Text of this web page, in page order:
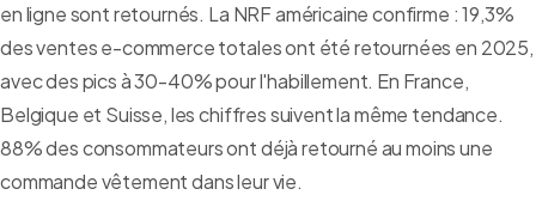
en ligne sont retournés. La NRF américaine confirme : 19,3%
des ventes e-commerce totales ont été retournées en 2025,
avec des pics à 30-40% pour l'habillement. En France,
Belgique et Suisse, les chiffres suivent la même tendance.
88% des consommateurs ont déjà retourné au moins une
commande vêtement dans leur vie.